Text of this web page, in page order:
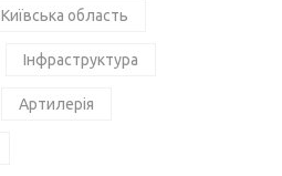
Київська область
Інфраструктура
Артилерія